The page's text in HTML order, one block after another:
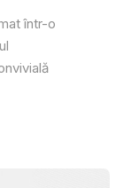
într-o